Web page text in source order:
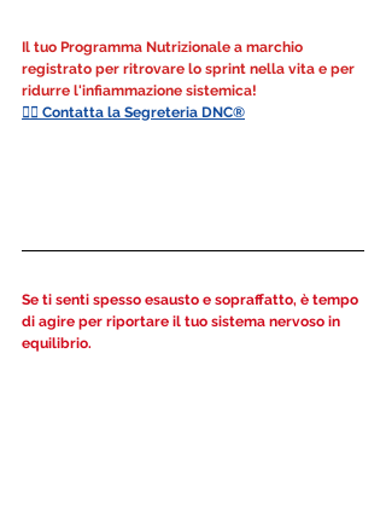
Il tuo Programma Nutrizionale a marchio
registrato per ritrovare lo sprint nella vita e per
ridurre l'infiammazione sistemica!
👉🏻 Contatta la Segreteria DNC®
Se ti senti spesso esausto e sopraffatto, è tempo
di agire per riportare il tuo sistema nervoso in
equilibrio.